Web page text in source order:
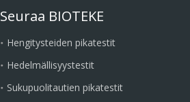
Seuraa BIOTEKE
Hengitysteiden pikatestit
Hedelmällisyystestit
Sukupuolitautien pikatestit